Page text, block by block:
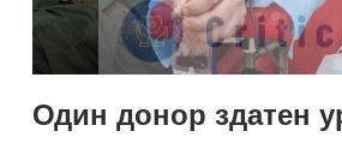
Один донор здатен